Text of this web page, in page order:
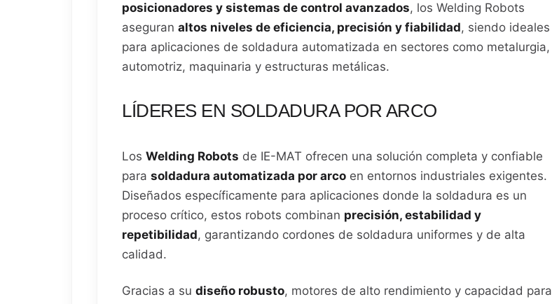
posicionadores y sistemas de control avanzados, los Welding Robots
aseguran altos niveles de eficiencia, precisión y fiabilidad, siendo ideales
para aplicaciones de soldadura automatizada en sectores como metalurgia,
automotriz, maquinaria y estructuras metálicas.
LÍDERES EN SOLDADURA POR ARCO
Los Welding Robots de IE-MAT ofrecen una solución completa y confiable
para soldadura automatizada por arco en entornos industriales exigentes.
Diseñados específicamente para aplicaciones donde la soldadura es un
proceso crítico, estos robots combinan precisión, estabilidad y
repetibilidad, garantizando cordones de soldadura uniformes y de alta
calidad.
Gracias a su diseño robusto, motores de alto rendimiento y capacidad para